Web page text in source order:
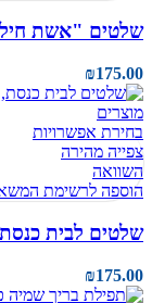
שלטים "אשת
₪175.00
בחירת אפשרויות
צפייה מהירה
השוואה
הוספה לרשימת
שלטים לבית
₪175.00